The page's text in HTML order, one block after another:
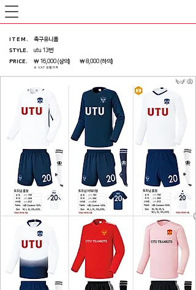
ITEM .
축구유니폼
STYLE.
utu 13번
PRICE.
※ VAT 포함가격
￦ 16,000 (상의) ￦ 8,000 (하의)